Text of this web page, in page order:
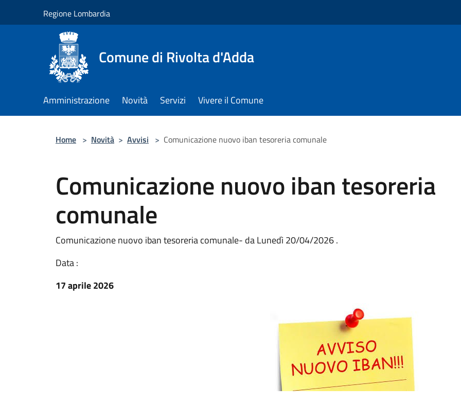
Regione Lombardia
Comune di Rivolta d'Adda
Amministrazione Novità Servizi Vivere il Comune
Home > Novità > Avvisi > Comunicazione nuovo iban tesoreria comunale
Comunicazione nuovo iban tesoreria
comunale
Comunicazione nuovo iban tesoreria comunale- da Lunedì 20/04/2026 .
Data :
17 aprile 2026